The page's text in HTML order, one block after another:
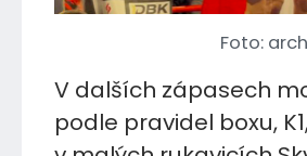
Foto:
V dalších zápasech
podle pravidel boxu,